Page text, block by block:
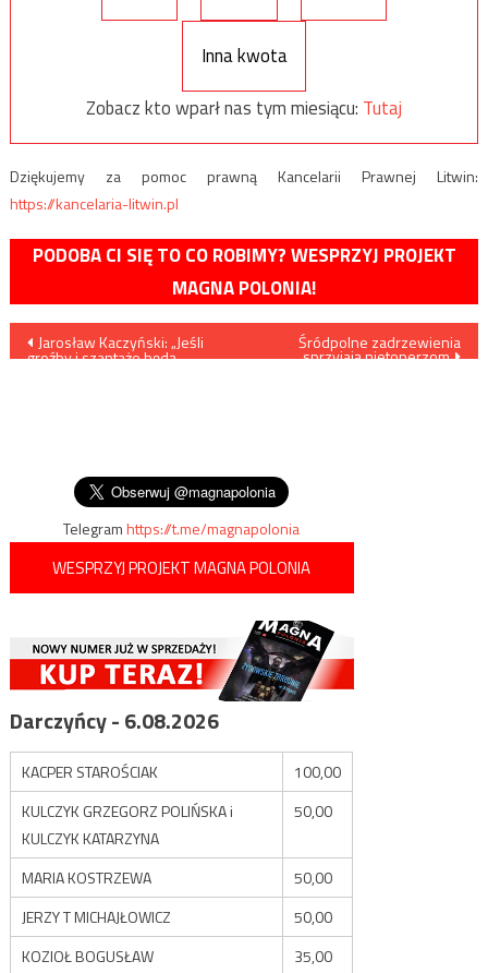
Inna kwota
Zobacz kto wparł nas tym miesiącu: Tutaj
Dziękujemy za pomoc prawną Kancelarii Prawnej Litwin:
https://kancelaria-litwin.pl
PODOBA CI SIĘ TO CO ROBIMY? WESPRZYJ PROJEKT
MAGNA POLONIA!
Nawigacja
Jarosław Kaczyński: „Jeśli
groźby i szantaże będą
Śródpolne zadrzewienia
sprzyjają nietoperzom
Telegramhttps://t.me/magnapolonia
WESPRZYJ PROJEKT MAGNA POLONIA
Darczyńcy - 6.08.2026
KACPER STAROŚCIAK
100,00
KULCZYK GRZEGORZ POLIŃSKA i
KULCZYK KATARZYNA
50,00
MARIA KOSTRZEWA
50,00
JERZY T MICHAJŁOWICZ
50,00
KOZIOŁ BOGUSŁAW
35,00